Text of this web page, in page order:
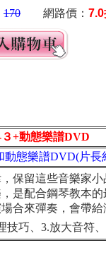
170 網路價： 7.0
+動態樂譜DVD
動態樂譜DVD(片長
留這些音樂家小
是配合鋼琴教本
合來彈奏，會帶給
、3.放大音符、